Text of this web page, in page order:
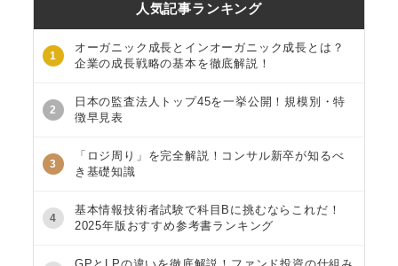
人気記事ランキング
1
オーガニック成長とインオーガニック成長とは？
企業の成長戦略の基本を徹底解説！
2
日本の監査法人トップ45を一挙公開！規模別・特
徴早見表
3
「ロジ周り」を完全解説！コンサル新卒が知るべ
き基礎知識
4
基本情報技術者試験で科目Bに挑むならこれだ！
2025年版おすすめ参考書ランキング